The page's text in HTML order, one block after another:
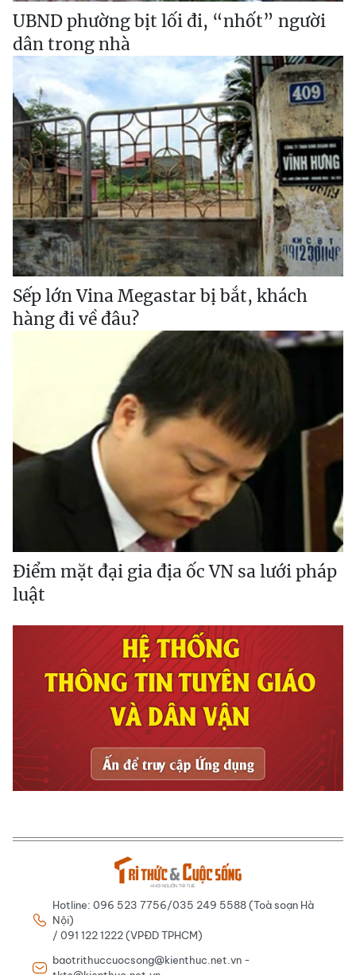
UBND phường bịt lối đi, “nhốt” người
dân trong nhà
Sếp lớn Vina Megastar bị bắt, khách
hàng đi về đâu?
Điểm mặt đại gia địa ốc VN sa lưới pháp
luật
Hotline: 096 523 7756/035 249 5588 (Toà soạn Hà
Nội)
/ 091 122 1222 (VPĐD TPHCM)
baotrithuccuocsong@kienthuc.net.vn -